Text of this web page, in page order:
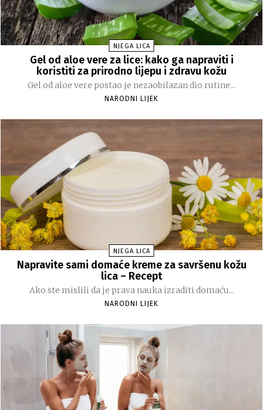
NJEGA LICA
Gel od aloe vere za lice: kako ga napraviti i
koristiti za prirodno lijepu i zdravu kožu
Gel od aloe vere postao je nezaobilazan dio rutine...
NARODNI LIJEK
NJEGA LICA
Napravite sami domaće kreme za savršenu kožu
lica – Recept
Ako ste mislili da je prava nauka izraditi domaću...
NARODNI LIJEK